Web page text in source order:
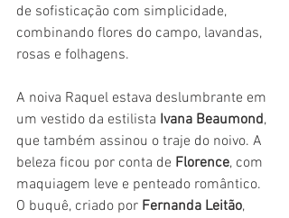
de sofisticação com simplicidade,
combinando flores do campo, lavandas,
rosas e folhagens.
A noiva Raquel estava deslumbrante em
um vestido da estilista Ivana Beaumond,
que também assinou o traje do noivo. A
beleza ficou por conta de Florence, com
maquiagem leve e penteado romântico.
O buquê, criado por Fernanda Leitão,